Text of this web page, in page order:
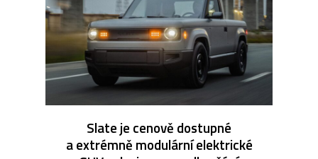
Slate je cenově dostupné
a extrémně modulární elektrické